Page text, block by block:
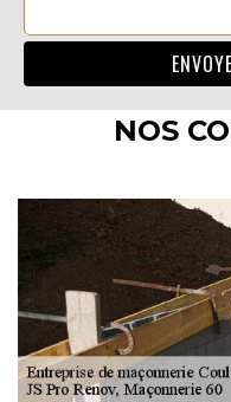
NOS